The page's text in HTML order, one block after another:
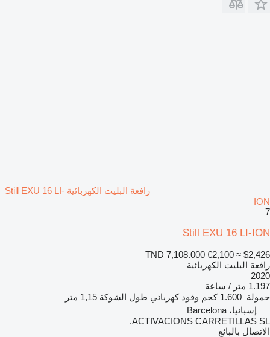
رافعة البليت الكهربائية Still EXU 16 LI-
ION
7
Still EXU 16 LI-ION
TND 7,108.000 €2,100 ≈ $2,426
رافعة البليت الكهربائية
2020
1.197 متر / ساعة
حمولة 1.600 كجم وقود كهربائي طول الشوكة 1,15 متر
إسبانيا، Barcelona
ACTIVACIONS CARRETILLAS SL.
الاتصال بالبائع